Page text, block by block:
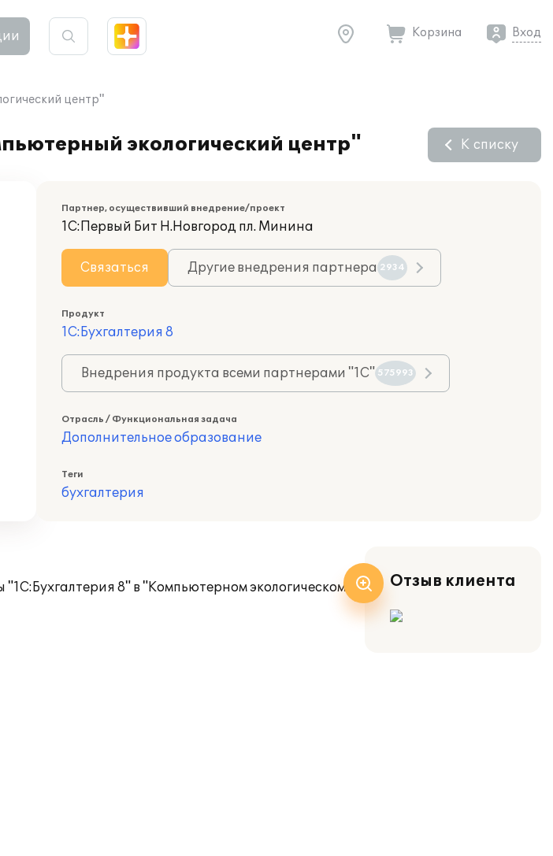
Корзина Вход
центр"
экологический центр" К списку
Партнер, осуществивший внедрение/проект
1С:Первый Бит Н.Новгород пл. Минина
Связаться Другие внедрения партнера 2934
Продукт
1С:Бухгалтерия 8
Внедрения продукта всеми партнерами "1С" 575993
Отрасль / Функциональная задача
Дополнительное образование
Теги
бухгалтерия
8" в "Компьютерном экологическом
Отзыв клиента